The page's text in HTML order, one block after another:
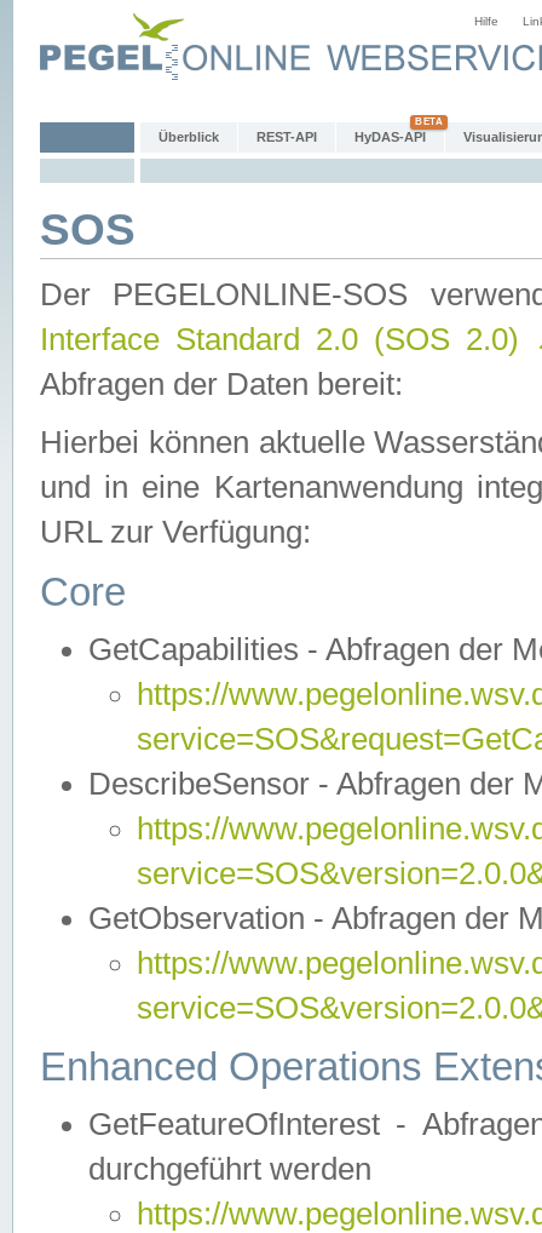
Hilfe
Überblick REST-API HyDAS-API
SOS
Der PEGELONLINE-SOS
Interface Standard 2.0 (SOS 2.0)
Abfragen der Daten bereit:
Hierbei können aktuelle
und in eine Kartenanwendung
URL zur Verfügung:
Core
GetCapabilities - Abfragen der
https://
DescribeSensor - Abfragen der
https://
GetObservation - Abfragen der
https://
Enhanced Operations
GetFeatureOfInterest -
durchgeführt werden
https://